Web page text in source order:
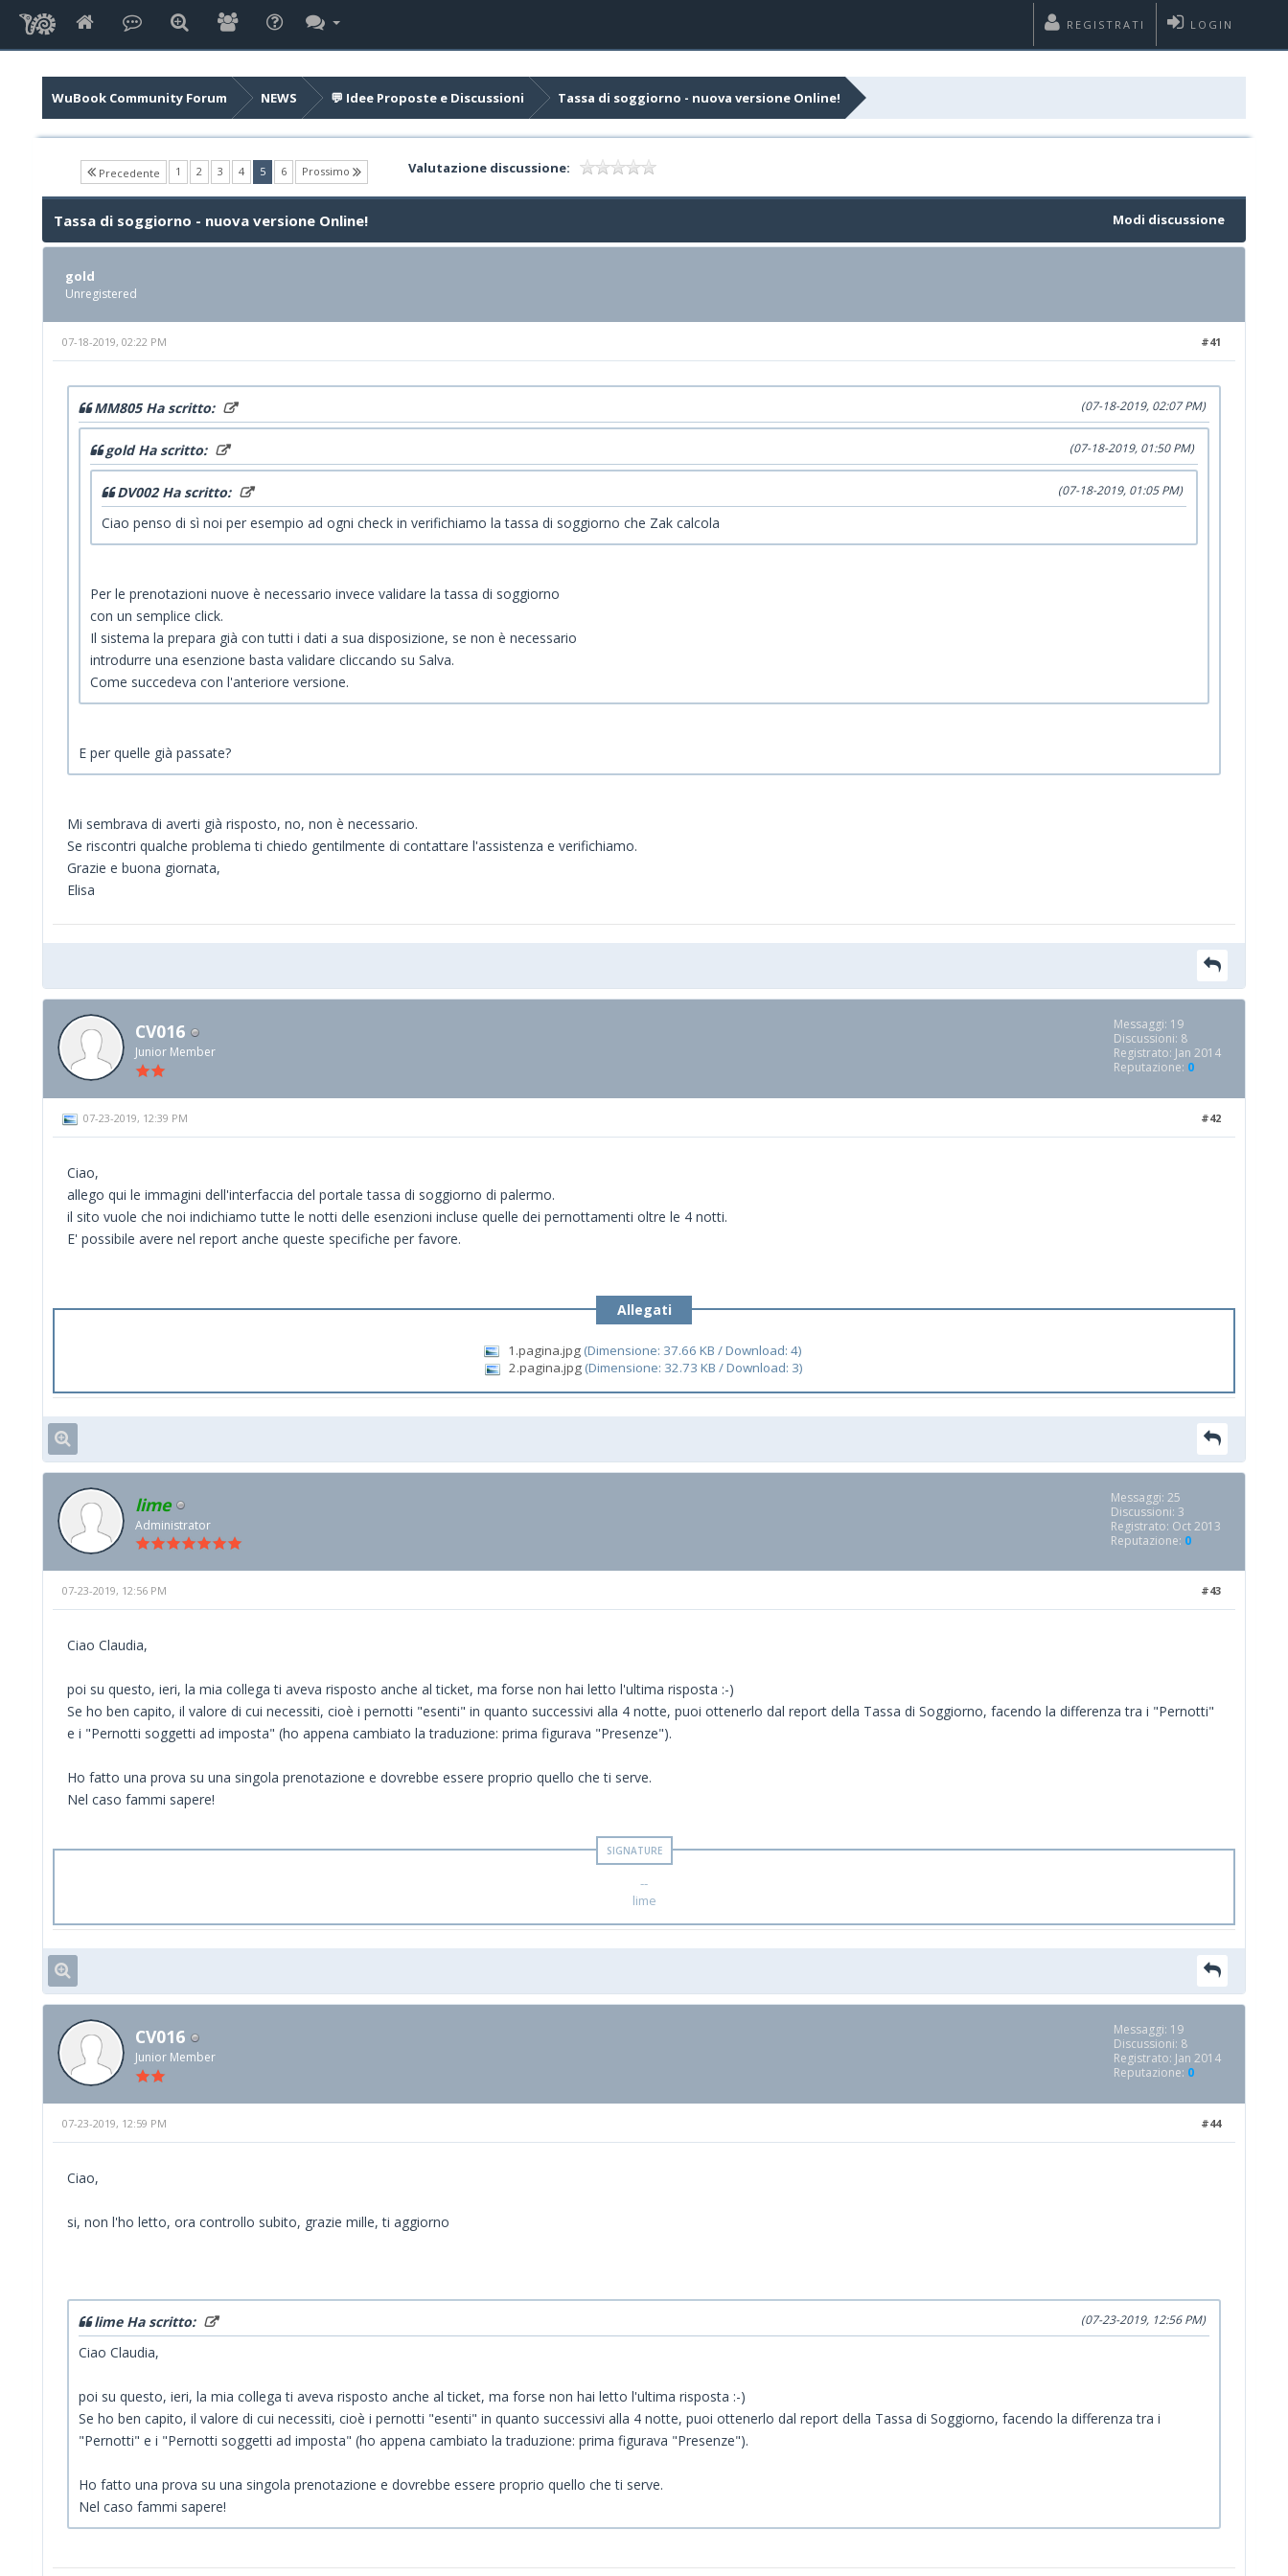
LOGIN
REGISTRATI
WuBook Community Forum NEWS 💬 Idee Proposte e Discussioni Tassa di soggiorno - nuova versione Online!
Precedente 1 2 3 4 5(current)
6 Prossimo Valutazione discussione:
Modi discussione
Tassa di soggiorno - nuova versione Online!
gold
Unregistered
#41
07-18-2019, 02:22 PM
(07-18-2019, 02:07 PM)
MM805 Ha scritto:
(07-18-2019, 01:50 PM)
gold Ha scritto:
(07-18-2019, 01:05 PM)
DV002 Ha scritto:
Ciao penso di sì noi per esempio ad ogni check in verifichiamo la tassa di soggiorno che Zak calcola
Per le prenotazioni nuove è necessario invece validare la tassa di soggiorno
con un semplice click.
Il sistema la prepara già con tutti i dati a sua disposizione, se non è necessario
introdurre una esenzione basta validare cliccando su Salva.
Come succedeva con l'anteriore versione.
E per quelle già passate?
Mi sembrava di averti già risposto, no, non è necessario.
Se riscontri qualche problema ti chiedo gentilmente di contattare l'assistenza e verifichiamo.
Grazie e buona giornata,
Elisa
CV016
Junior Member
Messaggi: 19
Discussioni: 8
Registrato: Jan 2014
Reputazione: 0
#42
07-23-2019, 12:39 PM
Ciao,
allego qui le immagini dell'interfaccia del portale tassa di soggiorno di palermo.
il sito vuole che noi indichiamo tutte le notti delle esenzioni incluse quelle dei pernottamenti oltre le 4 notti.
E' possibile avere nel report anche queste specifiche per favore.
Allegati
1.pagina.jpg(Dimensione: 37.66 KB / Download: 4)
2.pagina.jpg (Dimensione: 32.73 KB / Download: 3)
lime
Administrator
Messaggi: 25
Discussioni: 3
Registrato: Oct 2013
Reputazione: 0
#43
07-23-2019, 12:56 PM
Ciao Claudia,
poi su questo, ieri, la mia collega ti aveva risposto anche al ticket, ma forse non hai letto l'ultima risposta :-)
Se ho ben capito, il valore di cui necessiti, cioè i pernotti "esenti" in quanto successivi alla 4 notte, puoi ottenerlo dal report della Tassa di Soggiorno, facendo la differenza tra i "Pernotti"
e i "Pernotti soggetti ad imposta" (ho appena cambiato la traduzione: prima figurava "Presenze").
Ho fatto una prova su una singola prenotazione e dovrebbe essere proprio quello che ti serve.
Nel caso fammi sapere!
--
lime
CV016
Junior Member
Messaggi: 19
Discussioni: 8
Registrato: Jan 2014
Reputazione: 0
#44
07-23-2019, 12:59 PM
Ciao,
si, non l'ho letto, ora controllo subito, grazie mille, ti aggiorno
(07-23-2019, 12:56 PM)
lime Ha scritto:
Ciao Claudia,
poi su questo, ieri, la mia collega ti aveva risposto anche al ticket, ma forse non hai letto l'ultima risposta :-)
Se ho ben capito, il valore di cui necessiti, cioè i pernotti "esenti" in quanto successivi alla 4 notte, puoi ottenerlo dal report della Tassa di Soggiorno, facendo la differenza tra i
"Pernotti" e i "Pernotti soggetti ad imposta" (ho appena cambiato la traduzione: prima figurava "Presenze").
Ho fatto una prova su una singola prenotazione e dovrebbe essere proprio quello che ti serve.
Nel caso fammi sapere!